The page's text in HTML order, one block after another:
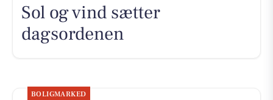
Sol og vind sætter
dagsordenen
BOLIGMARKED